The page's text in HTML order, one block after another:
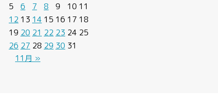
5
6 7 8 9 10 11
12 13 14 15 16 17 18
19 20 21 22 23 24 25
26 27 28 29 30 31
11月 »